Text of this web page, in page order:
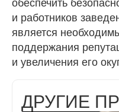
обеспечить
и работников
является
поддержания
и увеличения его
ДРУГИЕ